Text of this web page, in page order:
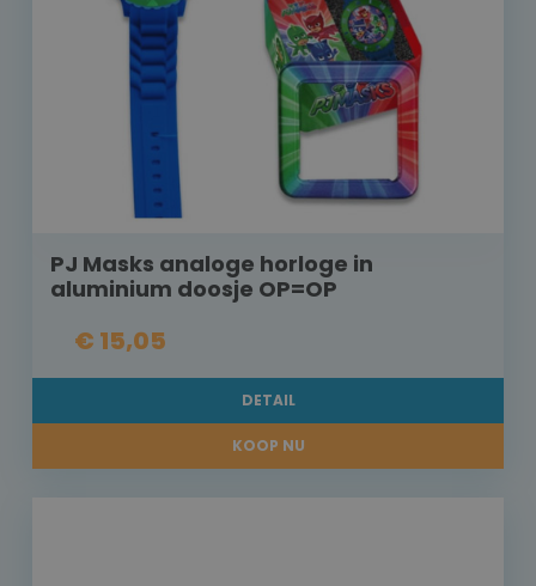
PJ Masks analoge horloge in
aluminium doosje OP=OP
€ 15,05
DETAIL
KOOP NU